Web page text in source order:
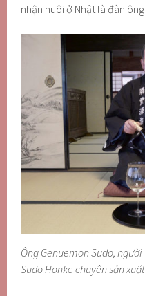
nhận nuôi ở Nhật là đàn
Ông Genuemon Sudo,
Sudo Honke chuyên sản